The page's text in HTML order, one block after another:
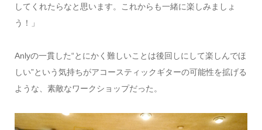
してくれたらなと思います。これからも一緒に楽しみましょ
う！」
Anlyの一貫した“とにかく難しいことは後回しにして楽しんでほ
しい”という気持ちがアコースティックギターの可能性を拡げる
ような、素敵なワークショップだった。